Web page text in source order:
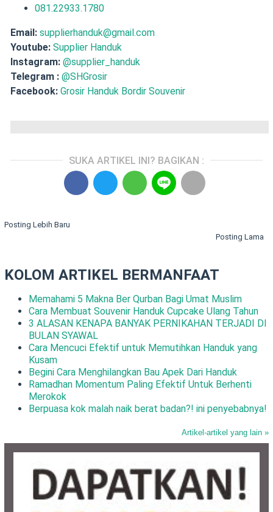
081.22933.1780
Email: supplierhanduk@gmail.com
Youtube: Supplier Handuk
Instagram: @supplier_handuk
Telegram : @SHGrosir
Facebook: Grosir Handuk Bordir Souvenir
SUKA ARTIKEL INI? BAGIKAN :
Posting Lebih Baru
Posting Lama
KOLOM ARTIKEL BERMANFAAT
Memahami 5 Makna Ber Qurban Bagi Umat Muslim
Cara Membuat Souvenir Handuk Cupcake Ulang Tahun
3 ALASAN KENAPA BANYAK PERNIKAHAN TERJADI DI
BULAN SYAWAL
Cara Mencuci Efektif untuk Memutihkan Handuk yang
Kusam
Begini Cara Menghilangkan Bau Apek Dari Handuk
Ramadhan Momentum Paling Efektif Untuk Berhenti
Merokok
Berpuasa kok malah naik berat badan?! ini penyebabnya!
Artikel-artikel yang lain »